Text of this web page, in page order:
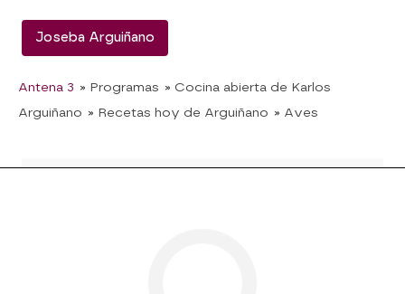
Joseba Arguiñano
Antena 3 » Programas » Cocina abierta de Karlos
Arguiñano » Recetas hoy de Arguiñano » Aves